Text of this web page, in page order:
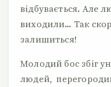
відбувається. Але
виходили… Так
залишиться!
Молодий бос збіг
людей,